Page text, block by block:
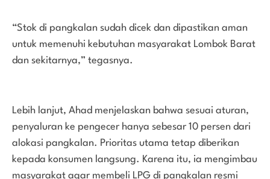
“Stok di pangkalan sudah dicek dan dipastikan aman
untuk memenuhi kebutuhan masyarakat Lombok Barat
dan sekitarnya,” tegasnya.
Lebih lanjut, Ahad menjelaskan bahwa sesuai aturan,
penyaluran ke pengecer hanya sebesar 10 persen dari
alokasi pangkalan. Prioritas utama tetap diberikan
kepada konsumen langsung. Karena itu, ia mengimbau
masyarakat agar membeli LPG di pangkalan resmi